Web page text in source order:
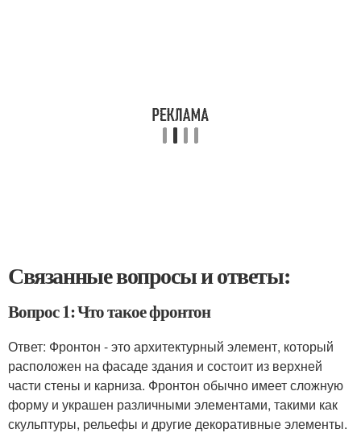
Связанные вопросы и ответы:
Вопрос 1: Что такое фронтон
Ответ: Фронтон - это архитектурный элемент, который
расположен на фасаде здания и состоит из верхней
части стены и карниза. Фронтон обычно имеет сложную
форму и украшен различными элементами, такими как
скульптуры, рельефы и другие декоративные элементы.